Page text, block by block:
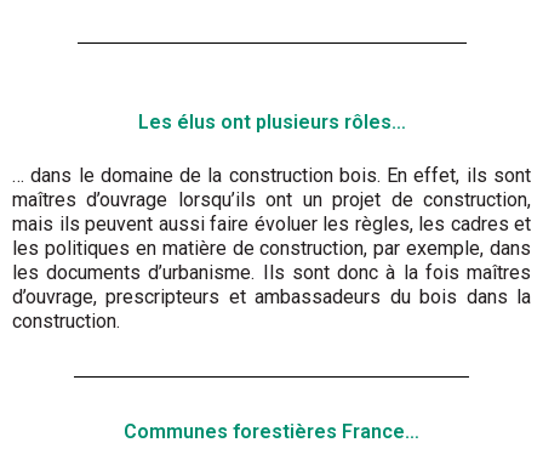
Les élus ont plusieurs rôles…
… dans le domaine de la construction bois. En effet, ils sont
maîtres d’ouvrage lorsqu’ils ont un projet de construction,
mais ils peuvent aussi faire évoluer les règles, les cadres et
les politiques en matière de construction, par exemple, dans
les documents d’urbanisme. Ils sont donc à la fois maîtres
d’ouvrage, prescripteurs et ambassadeurs du bois dans la
construction.
Communes forestières France…